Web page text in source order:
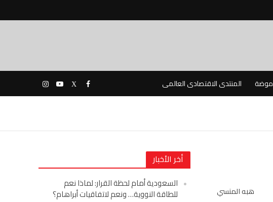
موضة المنتدى الاقتصادى العالمى
أخر الأخبار
السعودية أمام لحظة القرار: لماذا نعم
للطاقة النووية… ونعم لاتفاقيات أبراهام؟
هبه المنسي